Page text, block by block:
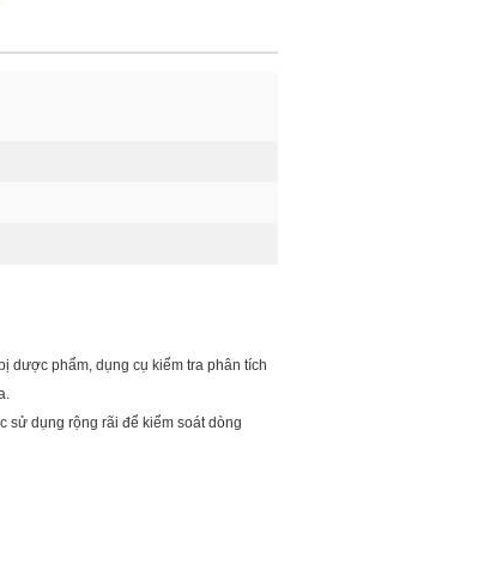
dược phẩm, dụng cụ kiểm tra phân tích
sử dụng rộng rãi để kiểm soát dòng